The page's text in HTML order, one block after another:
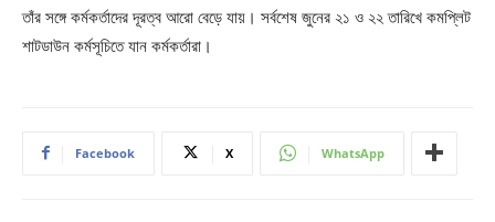
তাঁর সঙ্গে কর্মকর্তাদের দূরত্ব আরো বেড়ে যায়। সর্বশেষ জুনের ২১ ও ২২ তারিখে কমপ্লিট
শাটডাউন কর্মসূচিতে যান কর্মকর্তারা।
Facebook X WhatsApp